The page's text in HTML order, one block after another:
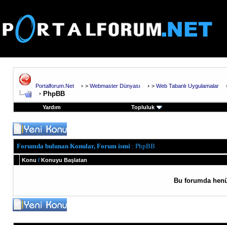
Portalforum.Net > Webmaster Dünyası > Web Tabanlı Uygulamalar
PhpBB
Yardım Topluluk
Forumda bulunan Konular, Forum ismi : PhpBB
Konu / Konuyu Başlatan
Bu forumda